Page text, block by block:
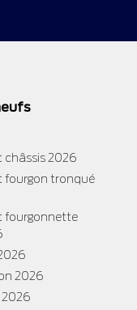
châssis 2026
fourgon tronqué
fourgonnette
2026
2026